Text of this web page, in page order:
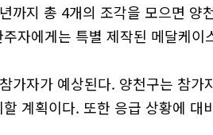
까지 총 4개의 조각을 모으면
자에게는 특별 제작된 메달케이
가자가 예상된다. 양천구는 참가
계획이다. 또한 응급 상황에 대